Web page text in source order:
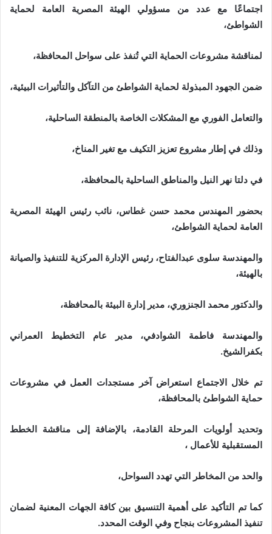
اجتماعًا مع عدد من مسؤولي الهيئة المصرية العامة لحماية
الشواطئ،
لمناقشة مشروعات الحماية التي تُنفذ على سواحل المحافظة،
ضمن الجهود المبذولة لحماية الشواطئ من التآكل والتأثيرات البيئية،
والتعامل الفوري مع المشكلات الخاصة بالمنطقة الساحلية،
وذلك في إطار مشروع تعزيز التكيف مع تغير المناخ،
في دلتا نهر النيل والمناطق الساحلية بالمحافظة،
بحضور المهندس محمد حسن غطاس، نائب رئيس الهيئة المصرية
العامة لحماية الشواطئ،
والمهندسة سلوى عبدالفتاح، رئيس الإدارة المركزية للتنفيذ والصيانة
بالهيئة،
والدكتور محمد الجنزوري، مدير إدارة البيئة بالمحافظة،
والمهندسة فاطمة الشوادفي، مدير عام التخطيط العمراني
بكفرالشيخ.
تم خلال الاجتماع استعراض آخر مستجدات العمل في مشروعات
حماية الشواطئ بالمحافظة،
وتحديد أولويات المرحلة القادمة، بالإضافة إلى مناقشة الخطط
المستقبلية للأعمال ،
والحد من المخاطر التي تهدد السواحل،
كما تم التأكيد على أهمية التنسيق بين كافة الجهات المعنية لضمان
تنفيذ المشروعات بنجاح وفي الوقت المحدد.